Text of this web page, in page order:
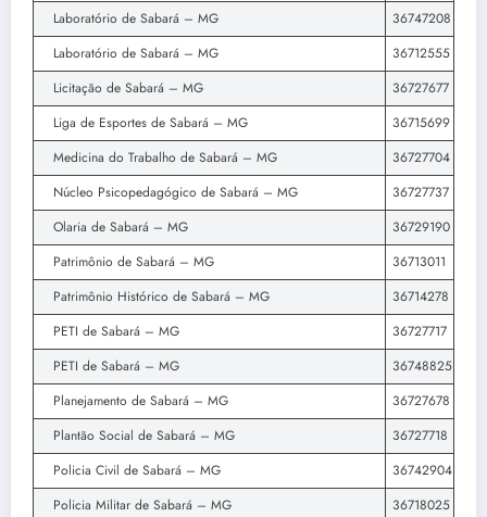
Laboratório de Sabará – MG
36747208
Laboratório de Sabará – MG
36712555
Licitação de Sabará – MG
36727677
Liga de Esportes de Sabará – MG
36715699
Medicina do Trabalho de Sabará – MG
36727704
Núcleo Psicopedagógico de Sabará – MG
36727737
Olaria de Sabará – MG
36729190
Patrimônio de Sabará – MG
36713011
Patrimônio Histórico de Sabará – MG
36714278
PETI de Sabará – MG
36727717
PETI de Sabará – MG
36748825
Planejamento de Sabará – MG
36727678
Plantão Social de Sabará – MG
36727718
Policia Civil de Sabará – MG
36742904
Policia Militar de Sabará – MG
36718025